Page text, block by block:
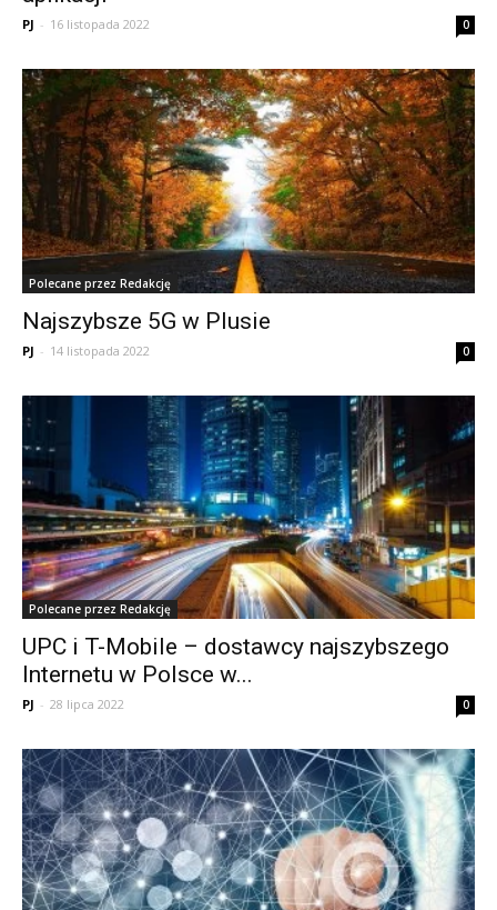
PJ - 16 listopada 2022 0
Polecane przez Redakcję
Najszybsze 5G w Plusie
PJ - 14 listopada 2022 0
Polecane przez Redakcję
UPC i T-Mobile – dostawcy najszybszego
Internetu w Polsce w...
PJ - 28 lipca 2022 0